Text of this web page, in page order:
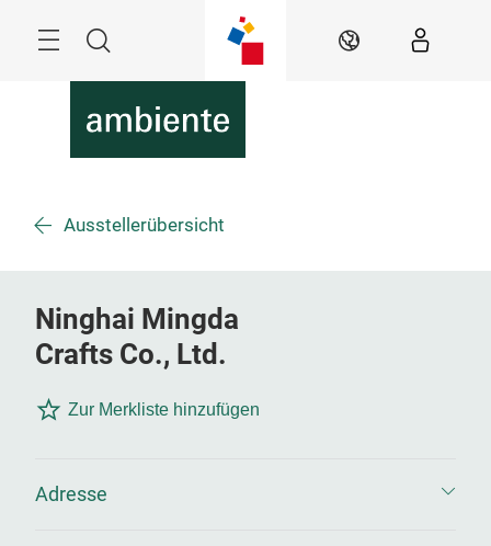
Suche DE
Ausstellerübersicht
Ninghai Mingda
Crafts Co., Ltd.
Zur Merkliste hinzufügen
Adresse